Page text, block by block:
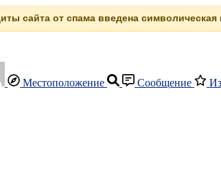
сайта от спама введена
Местоположение Сообщение